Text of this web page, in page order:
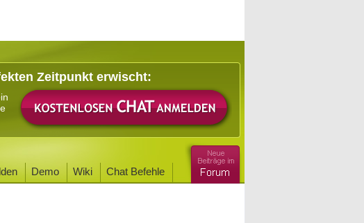
Zeitpunkt erwischt:
Demo Wiki Chat Befehle